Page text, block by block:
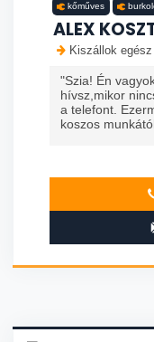
kőműves
ALEX
Kiszállok
"Szia! Én
hívsz,mikor
a telefont.
koszos